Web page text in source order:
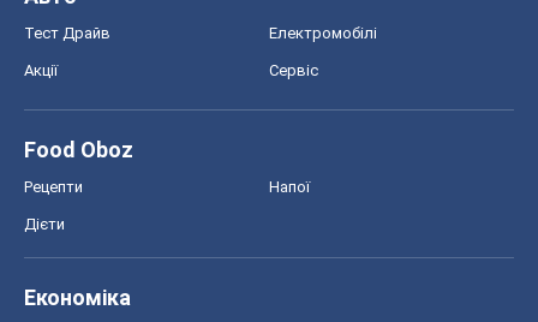
Тест Драйв Електромобілі
Акції Сервіс
Food Oboz
Рецепти Напої
Дієти
Економіка